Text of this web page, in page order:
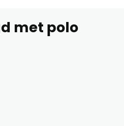
met polo